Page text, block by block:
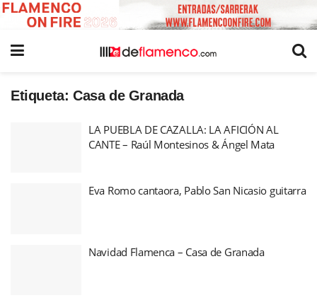
Etiqueta: Casa de Granada
LA PUEBLA DE CAZALLA: LA AFICIÓN AL
CANTE – Raúl Montesinos & Ángel Mata
Eva Romo cantaora, Pablo San Nicasio guitarra
Navidad Flamenca – Casa de Granada